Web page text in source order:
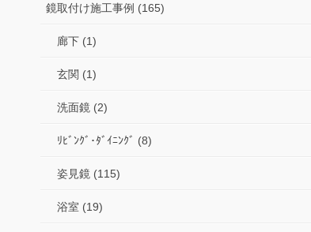
鏡取付け施工事例 (165)
廊下 (1)
玄関 (1)
洗面鏡 (2)
ﾘﾋﾞﾝｸﾞ･ﾀﾞｲﾆﾝｸﾞ (8)
姿見鏡 (115)
浴室 (19)